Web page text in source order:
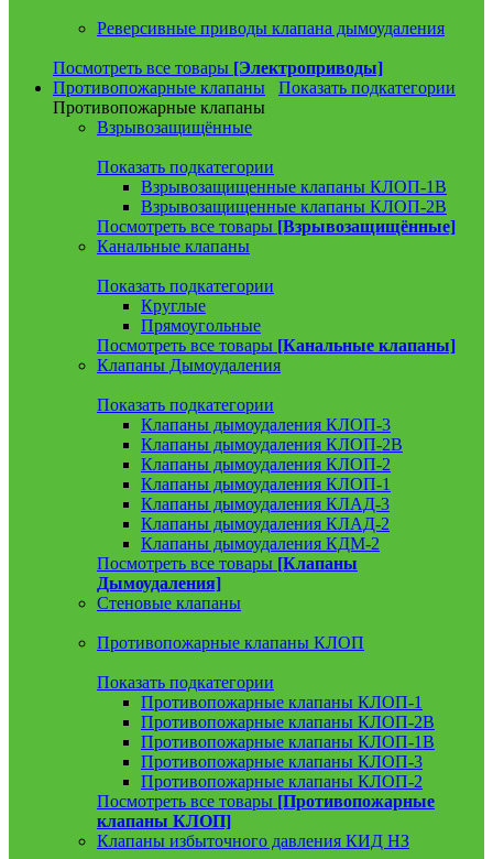
Реверсивные приводы клапана дымоудаления
Посмотреть все товары [Электроприводы]
Противопожарные клапаны
Показать подкатегории
Противопожарные клапаны
Взрывозащищённые
Показать подкатегории
Взрывозащищенные клапаны КЛОП-1В
Взрывозащищенные клапаны КЛОП-2В
Посмотреть все товары [Взрывозащищённые]
Канальные клапаны
Показать подкатегории
Круглые
Прямоугольные
Посмотреть все товары [Канальные клапаны]
Клапаны Дымоудаления
Показать подкатегории
Клапаны дымоудаления КЛОП-3
Клапаны дымоудаления КЛОП-2В
Клапаны дымоудаления КЛОП-2
Клапаны дымоудаления КЛОП-1
Клапаны дымоудаления КЛАД-3
Клапаны дымоудаления КЛАД-2
Клапаны дымоудаления КДМ-2
Посмотреть все товары [Клапаны
Дымоудаления]
Стеновые клапаны
Противопожарные клапаны КЛОП
Показать подкатегории
Противопожарные клапаны КЛОП-1
Противопожарные клапаны КЛОП-2В
Противопожарные клапаны КЛОП-1В
Противопожарные клапаны КЛОП-3
Противопожарные клапаны КЛОП-2
Посмотреть все товары [Противопожарные
клапаны КЛОП]
Клапаны избыточного давления КИД НЗ